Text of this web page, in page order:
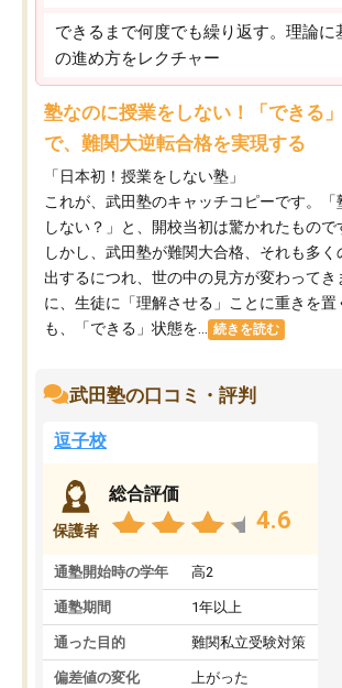
できるまで何度でも繰り返す。理論に
の進め方をレクチャー
塾なのに授業をしない！「できる
で、難関大逆転合格を実現する
「日本初！授業をしない塾」
これが、武田塾のキャッチコピーです。「
しない？」と、開校当初は驚かれたもので
しかし、武田塾が難関大合格、それも多
出するにつれ、世の中の見方が変わってき
に、生徒に「理解させる」ことに重きを置
も、「できる」状態を...
続きを読む
武田塾の口コミ・評判
逗子校
保護者
総合評価
4.6
通塾開始時の学年 高2
通塾期間 1年以上
通った目的 難関私立受験対策
偏差値の変化 上がった